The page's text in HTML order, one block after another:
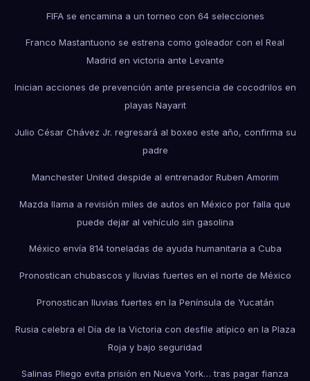
FIFA se encamina a un torneo con 64 selecciones
Franco Mastantuono se estrena como goleador con el Real
Madrid en victoria ante Levante
Inician acciones de prevención ante presencia de cocodrilos en
playas Nayarit
Julio César Chávez Jr. regresará al boxeo este año, confirma su
padre
Manchester United despide al entrenador Ruben Amorim
Mazda llama a revisión miles de autos en México por falla que
puede dejar al vehículo sin gasolina
México envía 814 toneladas de ayuda humanitaria a Cuba
Pronostican chubascos y lluvias fuertes en el norte de México
Pronostican lluvias fuertes en la Península de Yucatán
Rusia celebra el Día de la Victoria con desfile atípico en la Plaza
Roja y bajo seguridad
Salinas Pliego evita prisión en Nueva York… tras pagar fianza